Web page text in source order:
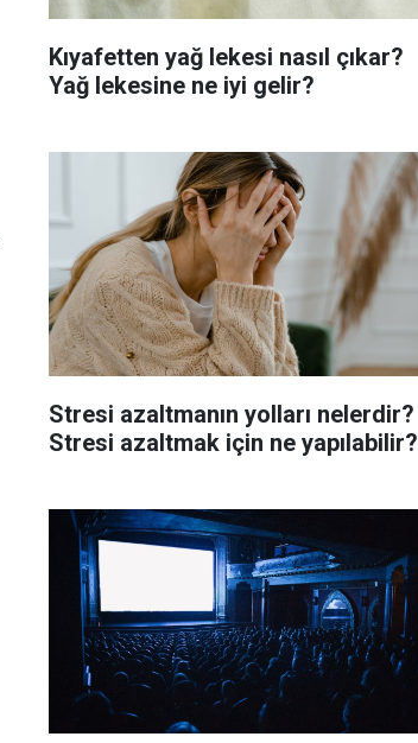
Kıyafetten yağ lekesi nasıl çıkar?
Yağ lekesine ne iyi gelir?
Stresi azaltmanın yolları nelerdir?
Stresi azaltmak için ne yapılabilir?